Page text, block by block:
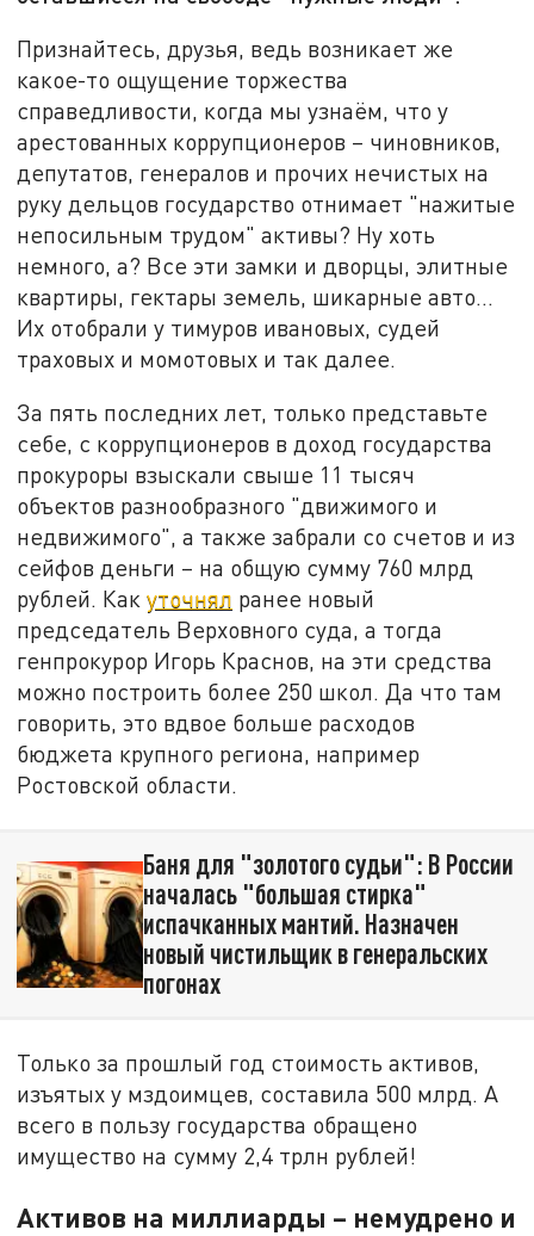
Признайтесь, друзья, ведь возникает же
какое-то ощущение торжества
справедливости, когда мы узнаём, что у
арестованных коррупционеров – чиновников,
депутатов, генералов и прочих нечистых на
руку дельцов государство отнимает "нажитые
непосильным трудом" активы? Ну хоть
немного, а? Все эти замки и дворцы, элитные
квартиры, гектары земель, шикарные авто...
Их отобрали у тимуров ивановых, судей
траховых и момотовых и так далее.
За пять последних лет, только представьте
себе, с коррупционеров в доход государства
прокуроры взыскали свыше 11 тысяч
объектов разнообразного "движимого и
недвижимого", а также забрали со счетов и из
сейфов деньги – на общую сумму 760 млрд
рублей. Какуточнял ранее новый
председатель Верховного суда, а тогда
генпрокурор Игорь Краснов, на эти средства
можно построить более 250 школ. Да что там
говорить, это вдвое больше расходов
бюджета крупного региона, например
Ростовской области.
Баня для "золотого судьи": В России
началась "большая стирка"
испачканных мантий. Назначен
новый чистильщик в генеральских
погонах
Только за прошлый год стоимость активов,
изъятых у мздоимцев, составила 500 млрд. А
всего в пользу государства обращено
имущество на сумму 2,4 трлн рублей!
Активов на миллиарды – немудрено и